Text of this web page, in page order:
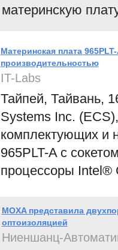
материнскую
Материнская плата
производительностью
IT-Labs
Тайпей, Тайвань,
Systems Inc.
комплектующих и
965PLT-A с
процессоры
MOXA представила
оптоизоляцией
Ниеншанц-